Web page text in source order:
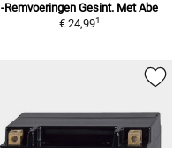
-Remvoeringen Gesint. Met Abe
€ 24,991